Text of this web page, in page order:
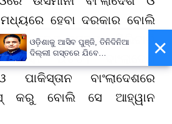
ମଧ୍ୟରେ ହେବା ଦରକାର ବୋଲି
ଦୁଇ ଦେଶ ପରସ୍ପର ମିଲିଟାରି
ଉଚିତ। ବାଂଲାଦେଶ
ପାକିସ୍ତାନ ବାଂଲାଦେଶରେ
କରୁ ବୋଲି ସେ ଆହ୍ୱାନ
×
ଓଡ଼ିଶାକୁ ଆସିବ ପୁଞ୍ଜି, ତିନିଦିନିଆ
ଦିଲ୍ଲୀ ଗସ୍ତରେ ଯିବେ